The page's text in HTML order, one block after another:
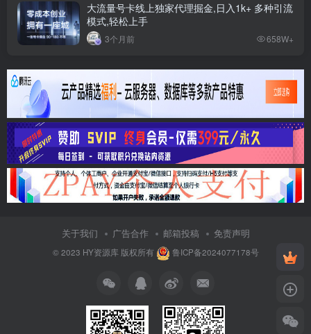
大流量号卡线上独家代理掘金,日入1k+ 多种引流
模式,轻松上手
3个月前 658W+
关于我们 广告合作 邮箱投稿 免责声明
© 2023 HY资源库版权所有 鲁ICP备2024077178号